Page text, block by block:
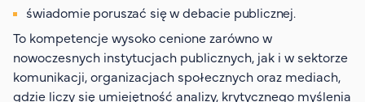
świadomie poruszać się w debacie publicznej.
To kompetencje wysoko cenione zarówno w
nowoczesnych instytucjach publicznych, jak i w sektorze
komunikacji, organizacjach społecznych oraz mediach,
gdzie liczy się umiejętność analizy, krytycznego myślenia